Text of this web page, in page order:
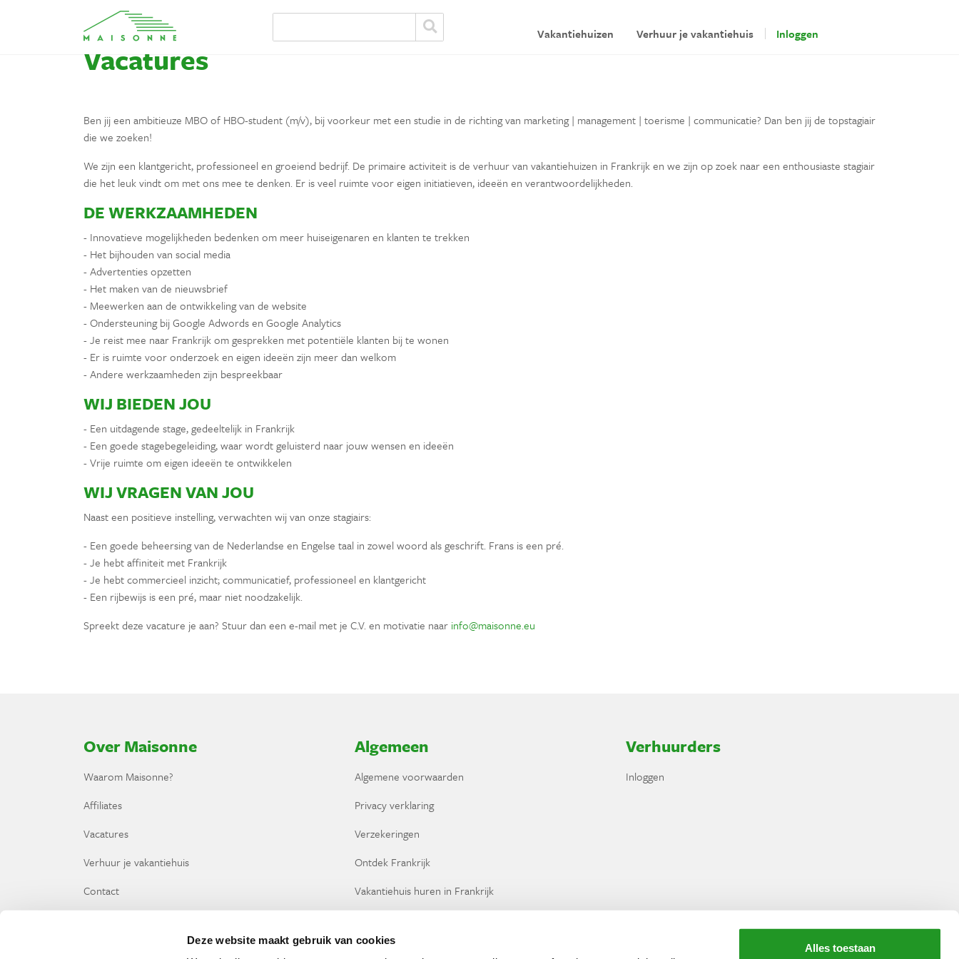
Deze website maakt gebruik van cookies
Alles toestaan
Vakantiehuizen Verhuur je vakantiehuis Inloggen
Vacatures
Ben jij een ambitieuze MBO of HBO-student (m/v), bij voorkeur met een studie in de richting van marketing | management | toerisme | communicatie? Dan ben jij de topstagiair
die we zoeken!
We zijn een klantgericht, professioneel en groeiend bedrijf. De primaire activiteit is de verhuur van vakantiehuizen in Frankrijk en we zijn op zoek naar een enthousiaste stagiair
die het leuk vindt om met ons mee te denken. Er is veel ruimte voor eigen initiatieven, ideeën en verantwoordelijkheden.
DE WERKZAAMHEDEN
- Innovatieve mogelijkheden bedenken om meer huiseigenaren en klanten te trekken
- Het bijhouden van social media
- Advertenties opzetten
- Het maken van de nieuwsbrief
- Meewerken aan de ontwikkeling van de website
- Ondersteuning bij Google Adwords en Google Analytics
- Je reist mee naar Frankrijk om gesprekken met potentiële klanten bij te wonen
- Er is ruimte voor onderzoek en eigen ideeën zijn meer dan welkom
- Andere werkzaamheden zijn bespreekbaar
WIJ BIEDEN JOU
- Een uitdagende stage, gedeeltelijk in Frankrijk
- Een goede stagebegeleiding, waar wordt geluisterd naar jouw wensen en ideeën
- Vrije ruimte om eigen ideeën te ontwikkelen
WIJ VRAGEN VAN JOU
Naast een positieve instelling, verwachten wij van onze stagiairs:
- Een goede beheersing van de Nederlandse en Engelse taal in zowel woord als geschrift. Frans is een pré.
- Je hebt affiniteit met Frankrijk
- Je hebt commercieel inzicht; communicatief, professioneel en klantgericht
- Een rijbewijs is een pré, maar niet noodzakelijk.
Spreekt deze vacature je aan? Stuur dan een e-mail met je C.V. en motivatie naar info@maisonne.eu
Over Maisonne
Waarom Maisonne?
Affiliates
Vacatures
Verhuur je vakantiehuis
Contact
Algemeen
Algemene voorwaarden
Privacy verklaring
Verzekeringen
Ontdek Frankrijk
Vakantiehuis huren in Frankrijk
Verhuurders
Inloggen